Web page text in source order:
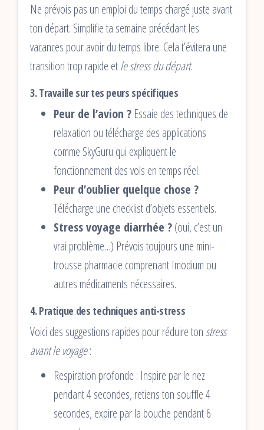
Ne prévois pas un emploi du temps chargé juste avant
ton départ. Simplifie ta semaine précédant les
vacances pour avoir du temps libre. Cela t’évitera une
transition trop rapide etle stress du départ.
3.Travaille sur tes peurs spécifiques
Peur de l’avion ? Essaie des techniques de
relaxation ou télécharge des applications
comme SkyGuru qui expliquent le
fonctionnement des vols en temps réel.
Peur d’oublier quelque chose ?
Télécharge une checklist d’objets essentiels.
Stress voyage diarrhée ?(oui, c’est un
vrai problème…) Prévois toujours une mini-
trousse pharmacie comprenant Imodium ou
autres médicaments nécessaires.
4.Pratique des techniques anti-stress
Voici des suggestions rapides pour réduire ton stress
avant le voyage:
Respiration profonde : Inspire par le nez
pendant 4 secondes, retiens ton souffle 4
secondes, expire par la bouche pendant 6